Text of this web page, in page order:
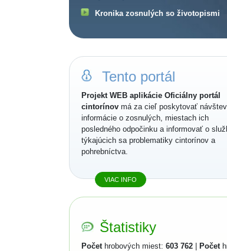
Kronika zosnulých so životopismi
Tento portál
Projekt WEB aplikácie Oficiálny portál
cintorínov má za cieľ poskytovať
informácie o zosnulých, miestach ich
posledného odpočinku a informovať o
týkajúcich sa problematiky cintorínov a
pohrebníctva.
VIAC INFO
Štatistiky
Počethrobových miest: 603 762 Počet